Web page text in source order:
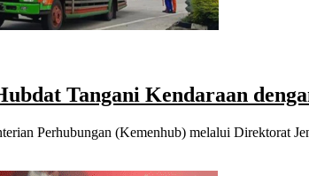
Tangani Kendaraan
Perhubungan (Kemenhub) melalui Direktorat